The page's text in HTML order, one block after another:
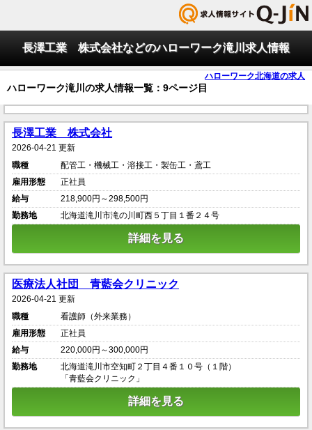
長澤工業 株式会社などのハローワーク滝川求人情報
ハローワーク北海道の求人
ハローワーク滝川の求人情報一覧：9ページ目
長澤工業 株式会社
2026-04-21 更新
職種
配管工・機械工・溶接工・製缶工・鳶工
雇用形態
正社員
給与
218,900円～298,500円
勤務地
北海道滝川市滝の川町西５丁目１番２４号
詳細を見る
医療法人社団 青藍会クリニック
2026-04-21 更新
職種
看護師（外来業務）
雇用形態
正社員
給与
220,000円～300,000円
勤務地
北海道滝川市空知町２丁目４番１０号（１階）
「青藍会クリニック」
詳細を見る